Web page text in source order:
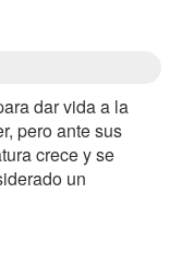
dar vida a la
pero ante sus
crece y se
un